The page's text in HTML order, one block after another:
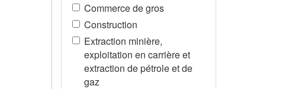
Commerce de gros
Construction
Extraction minière,
exploitation en carrière et
extraction de pétrole et de
gaz